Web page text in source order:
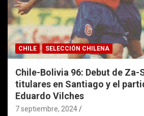
CHILE SELECCIÓN CHILENA
Chile-Bolivia 96: Debut de Za-
titulares en Santiago y el
Eduardo Vilches
7 septiembre, 2024